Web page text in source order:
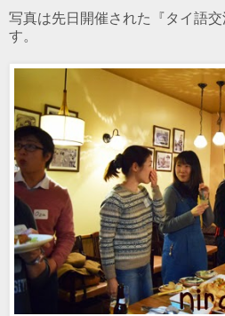
写真は先日開催された『タイ語
す。